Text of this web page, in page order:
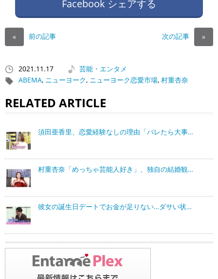
Facebook シェアする
« 前の記事 次の記事 »
2021.11.17
芸能・エンタメ
ABEMA, ニューヨーク, ニューヨーク恋愛市場, 村重杏奈
RELATED ARTICLE
須田亜香里、恋愛経験なしの理由「バレたら大事…
村重杏奈「めっちゃ芸能人好き」、独自の結婚観…
彼女の誕生日デートでお金が足りない…ダサい状…